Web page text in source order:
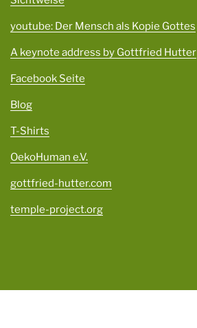
youtube: Der Mensch als Kopie Gottes
A keynote address by Gottfried Hutter
Facebook Seite
Blog
T-Shirts
OekoHuman e.V.
gottfried-hutter.com
temple-project.org